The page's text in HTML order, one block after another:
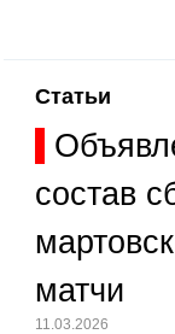
Статьи
состав
матчи
11.03.2026